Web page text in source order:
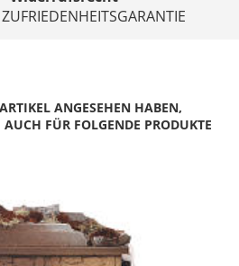
ANGESEHEN HABEN,
AUCH FÜR FOLGENDE PRODUKTE